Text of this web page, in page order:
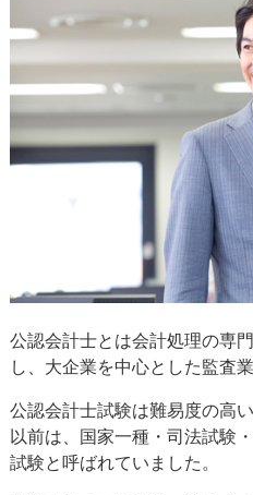
公認会計士とは会計処理の専
し、大企業を中心とした監査
公認会計士試験は難易度の高
以前は、国家一種・司法試験
試験と呼ばれていました。